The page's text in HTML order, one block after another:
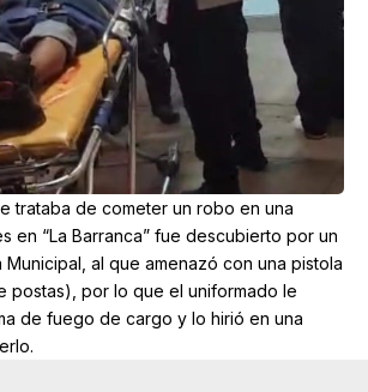
trataba de cometer un robo en una
en “La Barranca” fue descubierto por un
al que amenazó con una pistola
postas), por lo que el uniformado le
de fuego de cargo y lo hirió en una